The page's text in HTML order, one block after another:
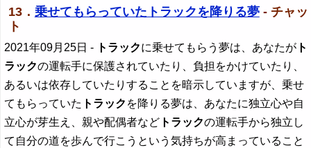
13． 乗せてもらっていたトラックを降りる夢- チャッ
ト
2021年09月25日 - トラックに乗せてもらう夢は、あなたが ト
ラックの運転手に保護されていたり、負担をかけていたり、
あるいは依存していたりすることを暗示していますが、乗せ
てもらっていた トラック を降りる夢は、あなたに独立心や自
立心が芽生え、親や配偶者など トラックの運転手から独立し
て自分の道を歩んで行こうという気持ちが高まっていること